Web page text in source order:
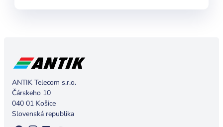
ANTIK Telecom s.r.o.
Čárskeho 10
040 01 Košice
Slovenská republika